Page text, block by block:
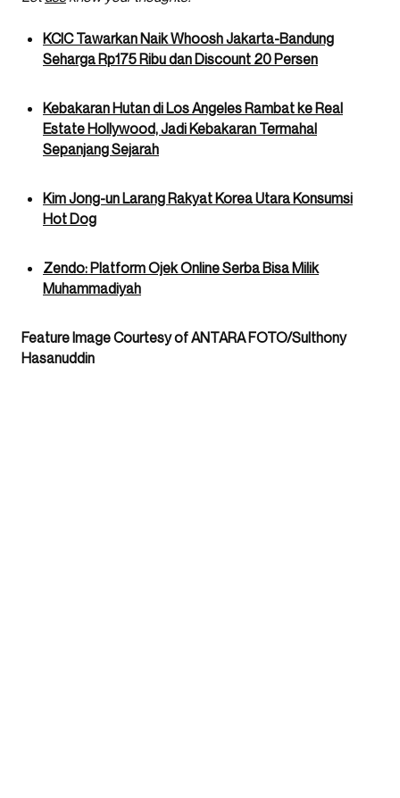
KCIC Tawarkan Naik Whoosh Jakarta-Bandung
Seharga Rp175 Ribu dan Discount 20 Persen
Kebakaran Hutan di Los Angeles Rambat ke Real
Estate Hollywood, Jadi Kebakaran Termahal
Sepanjang Sejarah
Kim Jong-un Larang Rakyat Korea Utara Konsumsi
Hot Dog
Zendo: Platform Ojek Online Serba Bisa Milik
Muhammadiyah
Feature Image Courtesy of ANTARA FOTO/Sulthony
Hasanuddin